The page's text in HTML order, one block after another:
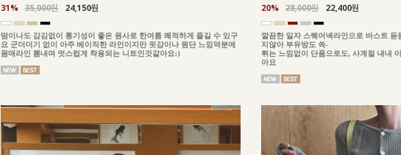
31% 35,000원 24,150원
땀이나도 감김없이 통기성이 좋은 원사로 한여름 쾌적하게 즐길 수 있구
요 군더더기 없이 아주 베이직한 라인이지만 핏감이나 원단 느낌덕분에
몸매라인 뽐내며 멋스럽게 착용되는 니트인것같아요:)
20% 28,000원 22,400원
깔끔한 일자 스퀘어넥라인으로 바스트
지않아 부유방도 쏙-
튀는 느낌없이 단품으로도, 사계절 내내
아요